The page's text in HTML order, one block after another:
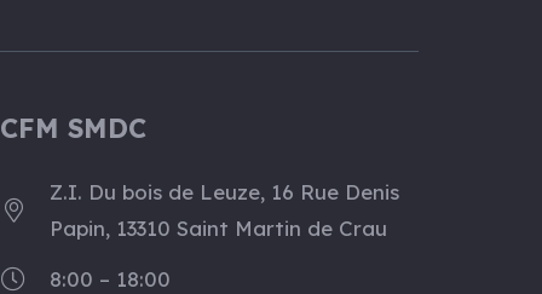
CFM SMDC
Z.I. Du bois de Leuze, 16 Rue Denis
Papin, 13310 Saint Martin de Crau
8:00 – 18:00